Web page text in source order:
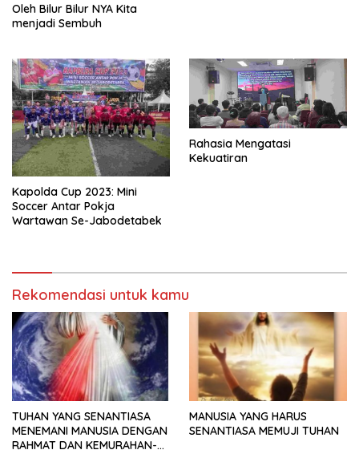
Oleh Bilur Bilur NYA Kita
menjadi Sembuh
Kapolda Cup 2023: Mini
Soccer Antar Pokja
Wartawan Se-Jabodetabek
Rahasia Mengatasi
Kekuatiran
Rekomendasi untuk kamu
TUHAN YANG SENANTIASA
MENEMANI MANUSIA DENGAN
RAHMAT DAN KEMURAHAN-
MANUSIA YANG HARUS
SENANTIASA MEMUJI TUHAN